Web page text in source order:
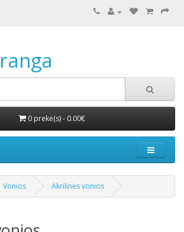
0 prekė(s) - 0.00€
Vonios Akrilinės vonios